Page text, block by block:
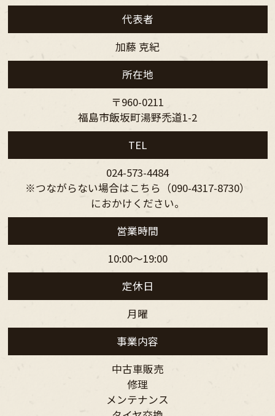
代表者
加藤 克紀
所在地
〒960-0211
福島市飯坂町湯野禿道1-2
TEL
024-573-4484
※つながらない場合はこちら（090-4317-8730）
におかけください。
営業時間
10:00～19:00
定休日
月曜
事業内容
中古車販売
修理
メンテナンス